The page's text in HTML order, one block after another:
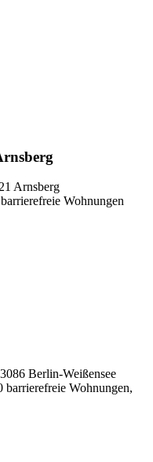
Arnsberg
Wohnungen
Berlin-Weißensee
barrierefreie Wohnungen,